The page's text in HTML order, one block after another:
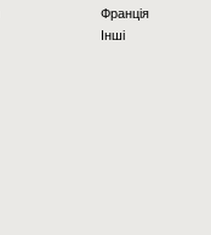
Франція
Інші